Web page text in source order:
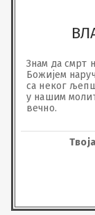
Знам да смрт
Божијем
са неког
у нашим
вечно.